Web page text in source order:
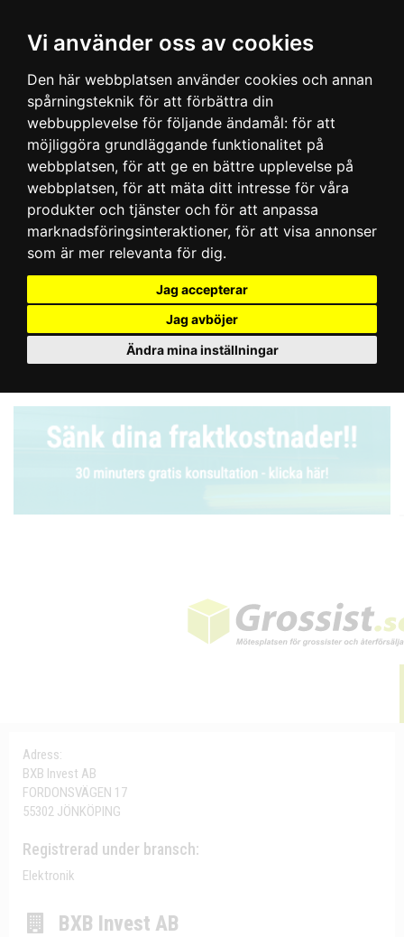
Vi använder oss av cookies
Den här webbplatsen använder cookies och annan
spårningsteknik för att förbättra din
webbupplevelse för följande ändamål: för att
möjliggöra grundläggande funktionalitet på
webbplatsen, för att ge en bättre upplevelse på
webbplatsen, för att mäta ditt intresse för våra
produkter och tjänster och för att anpassa
marknadsföringsinteraktioner, för att visa annonser
som är mer relevanta för dig.
Jag accepterar
Jag avböjer
Ändra mina inställningar
Adress:
BXB Invest AB
FORDONSVÄGEN 17
55302 JÖNKÖPING
Registrerad under bransch:
Elektronik
BXB Invest AB